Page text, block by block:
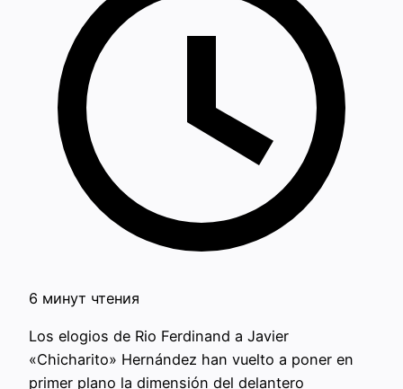
6 минут чтения
Los elogios de Rio Ferdinand a Javier
«Chicharito» Hernández han vuelto a poner en
primer plano la dimensión del delantero